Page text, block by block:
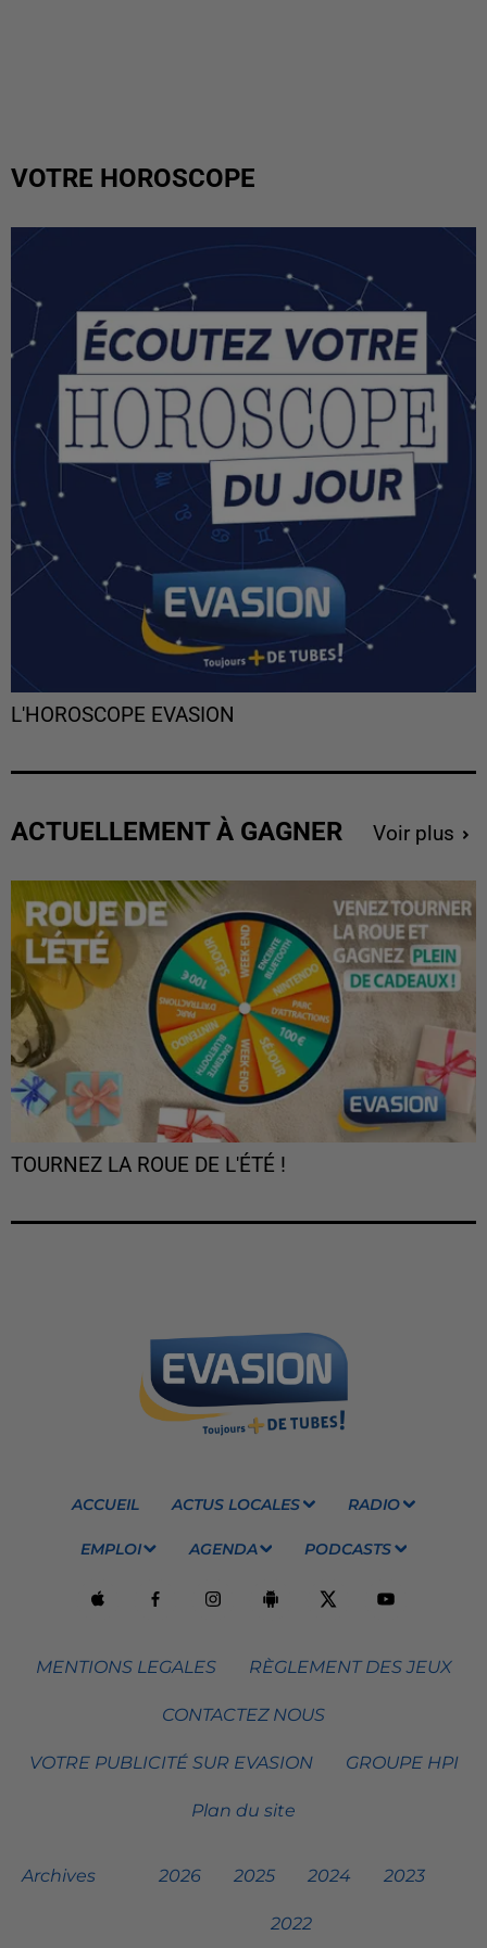
VOTRE HOROSCOPE
L'HOROSCOPE EVASION
ACTUELLEMENT À GAGNER Voir plus
TOURNEZ LA ROUE DE L'ÉTÉ !
ACCUEIL ACTUS LOCALES RADIO
EMPLOI AGENDA PODCASTS
MENTIONS LEGALES RÈGLEMENT DES JEUX
CONTACTEZ NOUS
VOTRE PUBLICITÉ SUR EVASION GROUPE HPI
Plan du site
Archives 2026 2025 2024 2023
2022